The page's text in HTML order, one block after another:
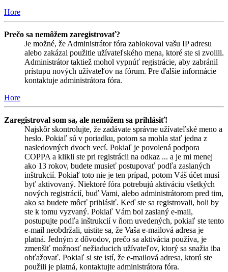
Hore
Prečo sa nemôžem zaregistrovať?
Je možné, že Administrátor fóra zablokoval vašu IP adresu
alebo zakázal použitie užívateľského mena, ktoré ste si zvolili.
Administrátor taktiež mohol vypnúť registrácie, aby zabránil
prístupu nových užívateľov na fórum. Pre ďalšie informácie
kontaktuje administrátora fóra.
Hore
Zaregistroval som sa, ale nemôžem sa prihlásiť!
Najskôr skontrolujte, že zadávate správne užívateľské meno a
heslo. Pokiaľ sú v poriadku, potom sa mohla stať jedna z
nasledovných dvoch vecí. Pokiaľ je povolená podpora
COPPA a klikli ste pri registrácii na odkaz ... a je mi menej
ako 13 rokov, budete musieť postupovať podľa zaslaných
inštrukcií. Pokiaľ toto nie je ten prípad, potom Váš účet musí
byť aktivovaný. Niektoré fóra potrebujú aktiváciu všetkých
nových registrácií, buď Vami, alebo administrátorom pred tim,
ako sa budete môcť prihlásiť. Keď ste sa registrovali, boli by
ste k tomu vyzvaný. Pokiaľ Vám bol zaslaný e-mail,
postupujte podľa inštrukcií v ňom uvedených, pokiaľ ste tento
e-mail neobdržali, uistite sa, že Vaša e-mailová adresa je
platná. Jedným z dôvodov, prečo sa aktivácia používa, je
zmenšiť možnosť nežiaducich užívateľov, ktorý sa snažia iba
obťažovať. Pokiaľ si ste istí, že e-mailová adresa, ktorú ste
použili je platná, kontaktujte administrátora fóra.